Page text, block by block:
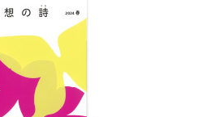
閉じる
消耗品情報
閉じる
RISO ART
鹿島アントラーズ応援サ
イト
あゆみ
株主・投資家情報